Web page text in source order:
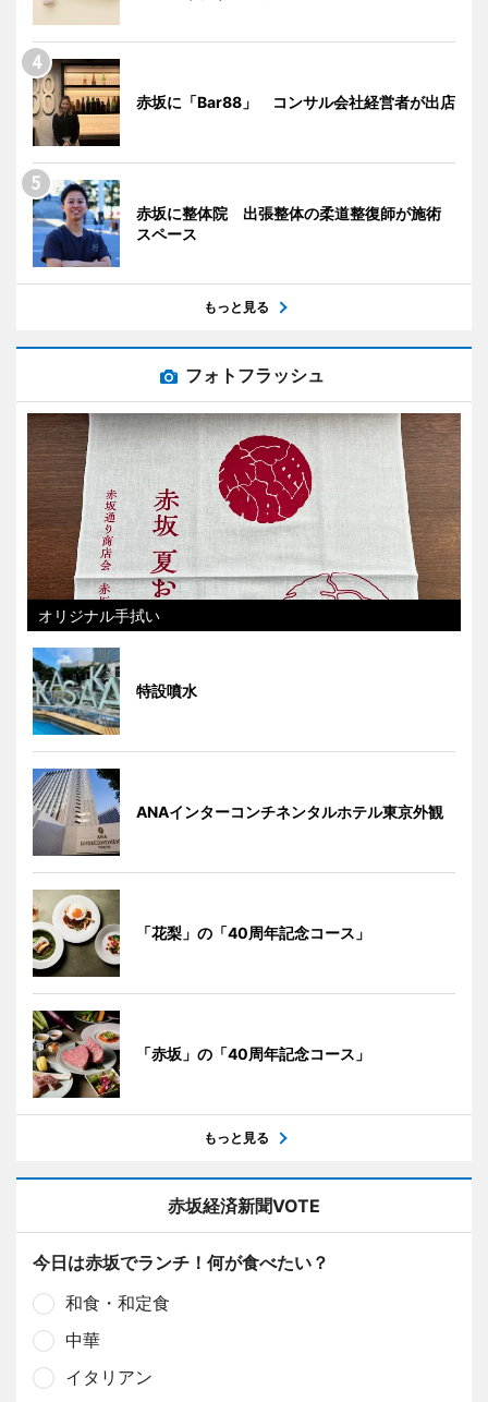
赤坂に「Bar88」 コンサル会社経営者が出店
赤坂に整体院 出張整体の柔道整復師が施術
スペース
もっと見る
フォトフラッシュ
オリジナル手拭い
特設噴水
ANAインターコンチネンタルホテル東京外観
「花梨」の「40周年記念コース」
「赤坂」の「40周年記念コース」
もっと見る
赤坂経済新聞VOTE
今日は赤坂でランチ！何が食べたい？
和食・和定食
中華
イタリアン